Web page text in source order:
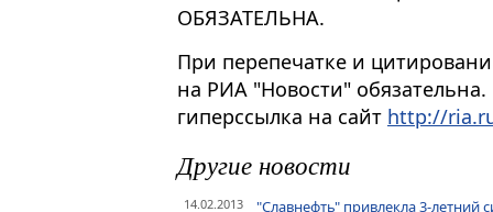
ОБЯЗАТЕЛЬНА.
При перепечатке и
на РИА "Новости"
гиперссылка на сайт http://
Другие новости
14.02.2013 "Славнефть" привлекла 3-летний